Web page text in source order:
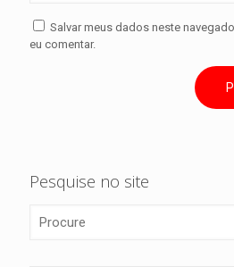
Salvar meus dados neste
eu comentar.
Pesquise no site